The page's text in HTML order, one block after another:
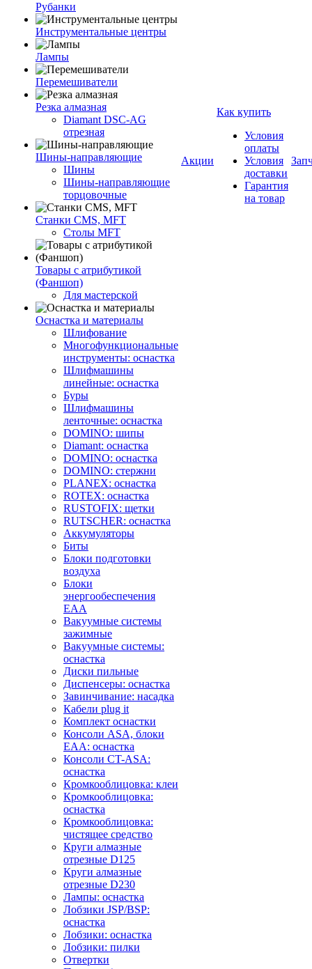
Рубанки
Инструментальные центры
Лампы
Перемешиватели
Резка алмазная
Diamant DSC-AG
отрезная
Шины-направляющие
Шины
Шины-направляющие
торцовочные
Станки CMS, MFT
Столы MFT
Товары с атрибутикой
(Фаншоп)
Для мастерской
Оснастка и материалы
Шлифование
Многофункциональные
инструменты: оснастка
Шлифмашины
линейные: оснастка
Буры
Шлифмашины
ленточные: оснастка
DOMINO: шипы
Diamant: оснастка
DOMINO: оснастка
DOMINO: стержни
PLANEX: оснастка
ROTEX: оснастка
RUSTOFIX: щетки
RUTSCHER: оснастка
Аккумуляторы
Биты
Блоки подготовки
воздуха
Блоки
энергообеспечения
EAA
Вакуумные системы
зажимные
Вакуумные системы:
оснастка
Диски пильные
Диспенсеры: оснастка
Завинчивание: насадка
Кабели plug it
Комплект оснастки
Консоли ASA, блоки
EAA: оснастка
Консоли CT-ASA:
оснастка
Кромкооблицовка: клеи
Кромкооблицовка:
оснастка
Кромкооблицовка:
чистящее средство
Круги алмазные
отрезные D125
Круги алмазные
отрезные D230
Лампы: оснастка
Лобзики JSP/BSP:
оснастка
Лобзики: оснастка
Лобзики: пилки
Отвертки
Акции
Как купить
Условия
оплаты
Условия
доставки
Гарантия
на товар